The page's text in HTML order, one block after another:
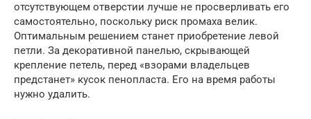
отсутствующем отверстии лучше не просверливать его
самостоятельно, поскольку риск промаха велик.
Оптимальным решением станет приобретение левой
петли. За декоративной панелью, скрывающей
крепление петель, перед «взорами владельцев
предстанет» кусок пенопласта. Его на время работы
нужно удалить.